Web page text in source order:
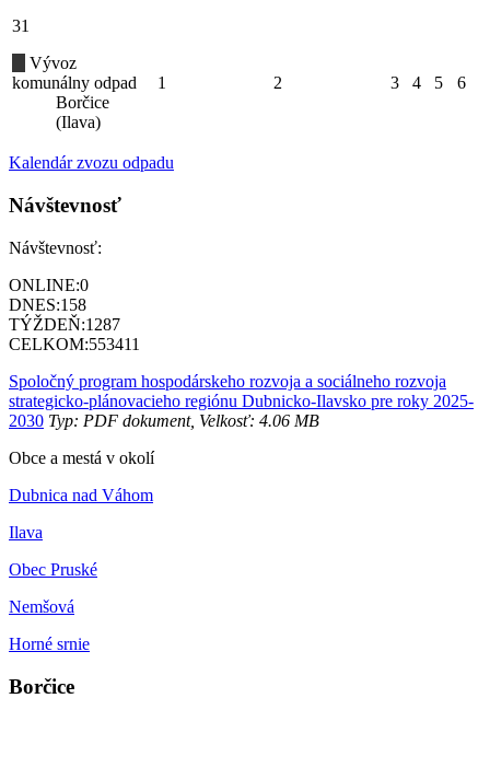
31
Vývoz
komunálny odpad
Borčice
(Ilava)
1 2 3 4 5 6
Kalendár zvozu odpadu
Návštevnosť
Návštevnosť:
ONLINE:0
DNES:158
TÝŽDEŇ:1287
CELKOM:553411
Spoločný program hospodárskeho rozvoja a sociálneho rozvoja
strategicko-plánovacieho regiónu Dubnicko-Ilavsko pre roky 2025-
2030 Typ: PDF dokument, Velkosť: 4.06 MB
Obce a mestá v okolí
Dubnica nad Váhom
Ilava
Obec Pruské
Nemšová
Horné srnie
Borčice